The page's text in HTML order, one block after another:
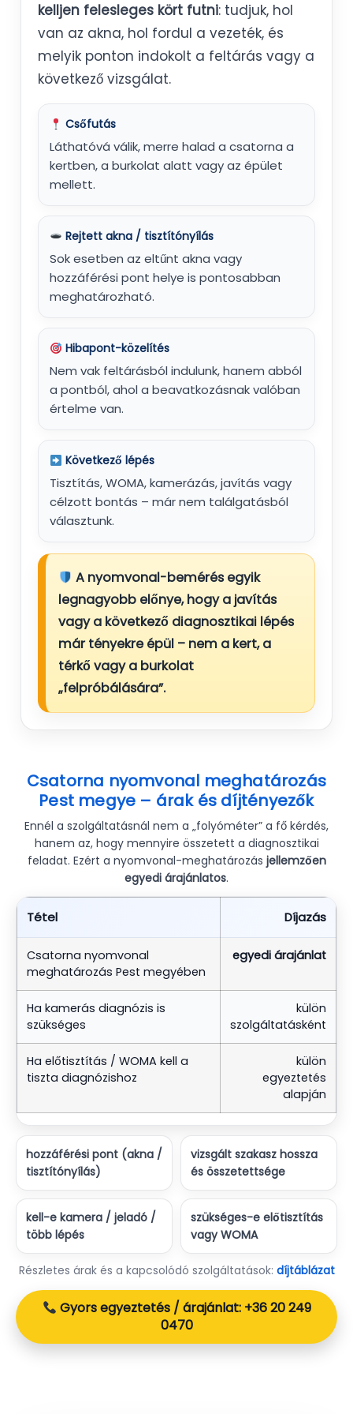
kelljen felesleges kört futni: tudjuk, hol
van az akna, hol fordul a vezeték, és
melyik ponton indokolt a feltárás vagy a
következő vizsgálat.
Csőfutás
Láthatóvá válik, merre halad a csatorna a
kertben, a burkolat alatt vagy az épület
mellett.
Rejtett akna / tisztítónyílás
Sok esetben az eltűnt akna vagy
hozzáférési pont helye is pontosabban
meghatározható.
Hibapont-közelítés
Nem vak feltárásból indulunk, hanem abból
a pontból, ahol a beavatkozásnak valóban
értelme van.
Következő lépés
Tisztítás, WOMA, kamerázás, javítás vagy
célzott bontás – már nem találgatásból
választunk.
A nyomvonal-bemérés egyik
legnagyobb előnye, hogy a javítás
vagy a következő diagnosztikai lépés
mártényekreépül – nem a kert, a
térkő vagy a burkolat
„felpróbálására”.
Csatorna nyomvonal meghatározás
Pest megye – árak és díjtényezők
Ennél a szolgáltatásnál nem a „folyóméter” a fő kérdés,
hanem az, hogy mennyire összetett a diagnosztikai
feladat. Ezért a nyomvonal-meghatározás jellemzően
egyedi árajánlatos.
Tétel Díjazás
Csatorna nyomvonal
meghatározás Pest megyében
egyedi árajánlat
Ha kamerás diagnózis is
szükséges
külön
szolgáltatásként
Ha előtisztítás / WOMA kell a
tiszta diagnózishoz
külön
egyeztetés
alapján
hozzáférési pont (akna /
tisztítónyílás)
vizsgált szakasz hossza
és összetettsége
kell-e kamera / jeladó /
több lépés
szükséges-e előtisztítás
vagy WOMA
Részletes árak és a kapcsolódó szolgáltatások: díjtáblázat
Gyors egyeztetés / árajánlat: +36 20 249
0470